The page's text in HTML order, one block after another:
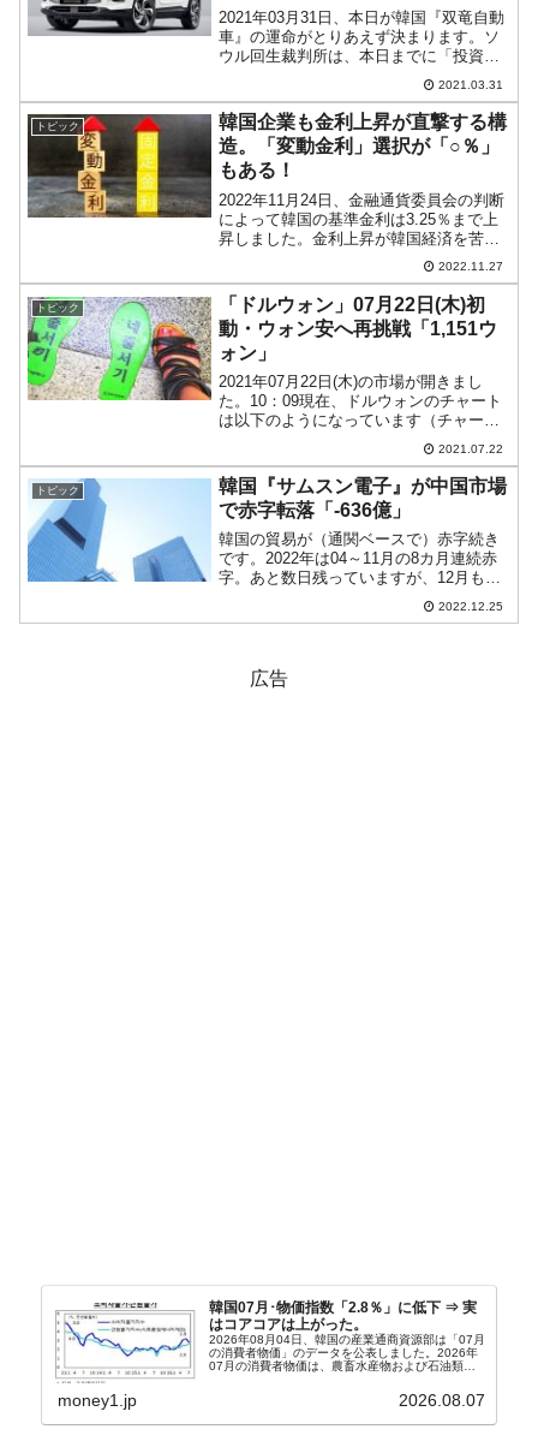
2021年03月31日、本日が韓国『双竜自動
車』の運命がとりあえず決まります。ソ
ウル回生裁判所は、本日までに「投資意
向書」を提出するように命じています。
この投資意向書は、アメリカ合衆国
『HAAHオートモーティブ・ホールディ
ングス』が『双竜自...
2021.03.31
トピック
韓国企業も金利上昇が直撃する構
造。「変動金利」選択が「○％」
もある！
2022年11月24日、金融通貨委員会の判断
によって韓国の基準金利は3.25％まで上
昇しました。金利上昇が韓国経済を苦し
めています。秋慶鎬（チュ・ギョンホ）
副首相兼企画財政部長官が自身で述べて
いますが韓国は複合危機といえる状況
で、危機に至る...
2022.11.27
トピック
「ドルウォン」07月22日(木)初
動・ウォン安へ再挑戦「1,151ウ
ォン」
2021年07月22日(木)の市場が開きまし
た。10：09現在、ドルウォンのチャート
は以下のようになっています（チャート
は『Investing.com』より引用）。前日は
残念ながら長い上ヒゲで終わりました。
本日は再挑戦でウォン安へ進行してい...
2021.07.22
トピック
韓国『サムスン電子』が中国市場
で赤字転落「-636億」
韓国の貿易が（通関ベースで）赤字続き
です。2022年は04～11月の8カ月連続赤
字。あと数日残っていますが、12月も赤
字が確定ですので9カ月連続になります。
韓国が苦しいのは、対中国貿易でのもう
2022.12.25
広告
韓国07月･物価指数「2.8％」に低下 ⇒ 実
はコアコアは上がった。
2026年08月04日、韓国の産業通商資源部は「07月
の消費者物価」のデータを公表しました。2026年
07月の消費者物価は、農畜水産物および石油類の
2.8％上昇（06月は3.2％）となり、上昇率は前...
money1.jp 2026.08.07